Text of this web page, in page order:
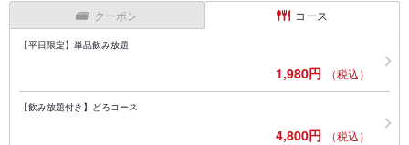
クーポン コース
【平日限定】単品飲み放題
1,980円 （税込）
【飲み放題付き】どろコース
4,800円 （税込）